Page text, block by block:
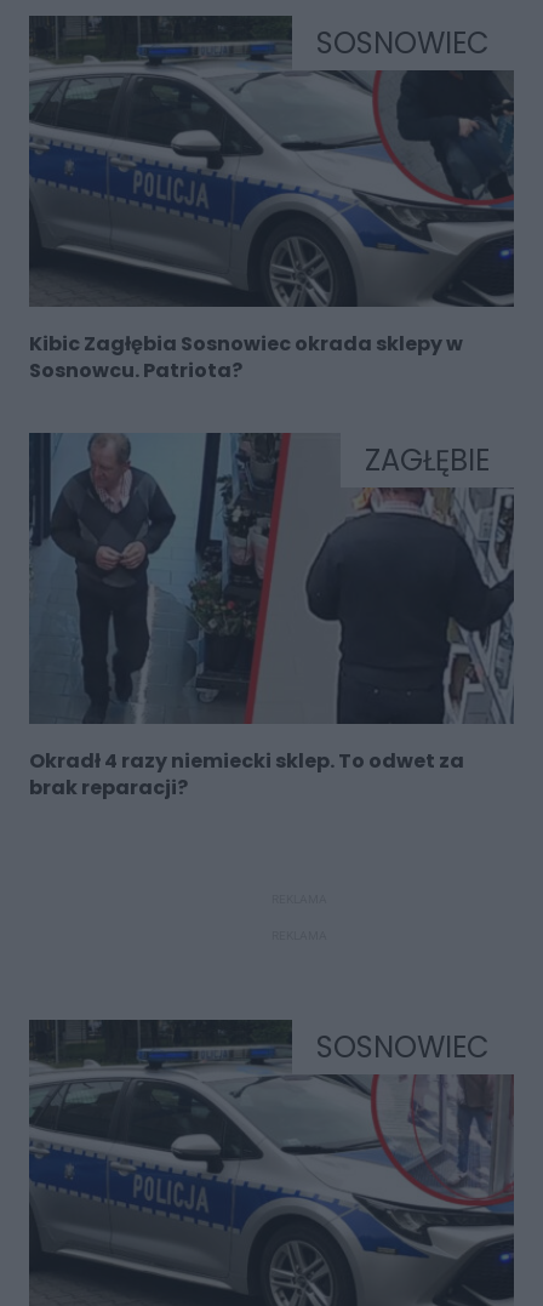
SOSNOWIEC
Kibic Zagłębia Sosnowiec okrada sklepy w
Sosnowcu. Patriota?
ZAGŁĘBIE
Okradł 4 razy niemiecki sklep. To odwet za
brak reparacji?
SOSNOWIEC